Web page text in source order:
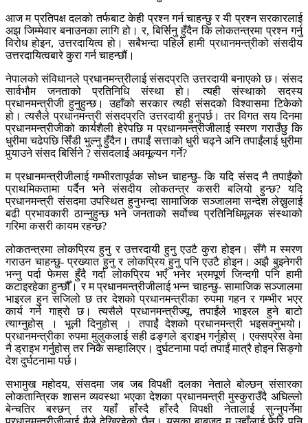
आज म प्रतिपक्ष दलको तर्फबाट केही प्रश्न गर्न चाहन्छु र यी प्रश्न सरकारलाई
अझ जिम्मेवार बनाउनका लागि हो। र, बिर्सिनु हुँदैन कि लोकतन्त्रमा प्रश्न गर्नु
विरोध होइन, उत्तरदायित्व हो। सबैभन्दा पहिले हामी प्रधानमन्त्रीको संसदीय
उत्तरदायित्वबारे कुरा गर्न चाहन्छौं।
नेपालको संविधानले प्रधानमन्त्रीलाई संसदप्रति उत्तरदायी बनाएको छ। संसद
सार्वभौम जनताको प्रतिनिधि संस्था हो। त्यही संस्थाको सदस्य
प्रधानमन्त्रीजी हुनुहुन्छ। उहाँको सरकार त्यही संसदको विश्वासमा टिकेको
हो। त्यसैले प्रधानमन्त्री संसदप्रति उत्तरदायी हुनुपर्छ। तर विगत सय दिनमा
प्रधानमन्त्रीजीको कार्यशैली हेरेपछि म प्रधानमन्त्रीजीलाई स्मरण गराउँछु कि
धुरीमा चढेपछि सिँडी भुल्नु हुँदैन। तपाईं सत्ताको धुरी चढ्ने अनि तपाईंलाई धुरीमा
पुर्‍याउने संसद बिर्सिने ? संसदलाई अवमूल्यन गर्ने?
म प्रधानमन्त्रीजीलाई गम्भीरतापूर्वक सोध्न चाहन्छु- कि यदि संसद नै तपाईंको
प्राथमिकतामा पर्दैन भने संसदीय लोकतन्त्र कसरी बलियो हुन्छ? यदि
प्रधानमन्त्री संसदमा उपस्थित हुनुभन्दा सामाजिक सञ्जालमा सन्देश लेख्नुलाई
बढी प्रभावकारी ठान्नुहुन्छ भने जनताको सर्वोच्च प्रतिनिधिमूलक संस्थाको
गरिमा कसरी कायम रहन्छ?
लोकतन्त्रमा लोकप्रिय हुनु र उत्तरदायी हुनु एउटै कुरा होइन। सँगै म स्मरण
गराउन चाहन्छु- प्रख्यात हुनु र लोकप्रिय हुनु पनि एउटै होइन। अझै बुझ्नेगरी
भन्नु पर्दा फेमस हुँदै गर्दा लोकप्रिय भएँ भनेर भ्रमपूर्ण जिन्दगी पनि हामी
कटाइरहेका हुन्छौँ। र म प्रधानमन्त्रीजीलाई भन्न चाहन्छु- सामाजिक सञ्जालमा
भाइरल हुन सजिलो छ तर देशको प्रधानमन्त्रीका रुपमा गहन र गम्भीर भएर
कार्य गर्न गाह्रो छ। त्यसैले प्रधानमन्त्रीज्यू, तपाईंले भाइरल हुने बाटो
त्याग्नुहोस् । भूली दिनुहोस् । तपाईं देशको प्रधानमन्त्री भइसक्नुभयो।
प्रधानमन्त्रीका रुपमा मुलुकलाई सही ढङ्‍गले ड्राइभ गर्नुहोस् । एक्सप्रेस वेमा
नै ड्राइभ गर्नुहोस् तर निकै सम्हालिएर। दुर्घटनामा पर्दा तपाईं मात्रै होइन सिङ्गो
देश दुर्घटनामा पर्छ।
सभामुख महोदय, संसदमा जब जब विपक्षी दलका नेताले बोल्छन् संसारका
लोकतान्त्रिक शासन व्यवस्था भएका देशका प्रधानमन्त्री मुस्कुराउँदै अघिल्लो
बेन्चतिर बस्छन् तर यहाँ हाँस्दै हाँस्दै विपक्षी नेतालाई सुन्नुपर्नेमा